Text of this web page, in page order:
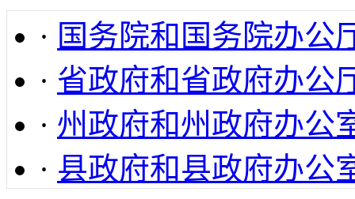
· 国务院和国务院办公
· 省政府和省政府办公
· 州政府和州政府办公
· 县政府和县政府办公